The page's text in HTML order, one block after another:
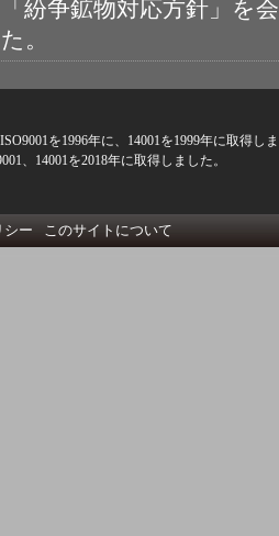
「紛争鉱物対応方針」を
た。
を1996年に、14001を1999年に取得し
、14001を2018年に取得しました。
シー このサイトについて